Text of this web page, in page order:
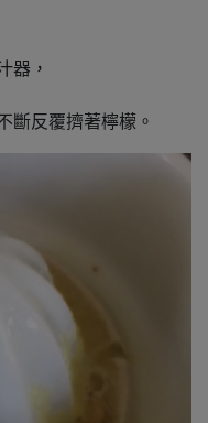
器，
斷反覆擠著檸檬。